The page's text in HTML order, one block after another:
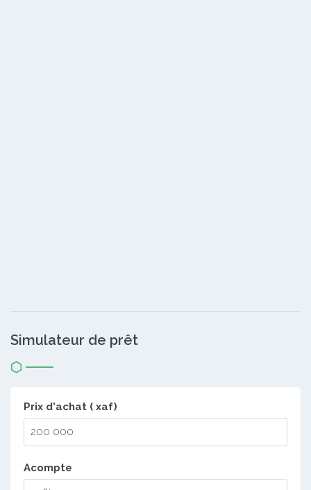
Simulateur de prêt
Prix d'achat ( xaf)
Acompte